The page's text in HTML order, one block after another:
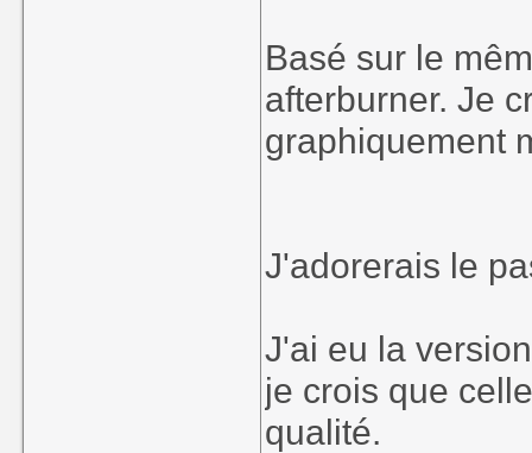
Basé sur le
afterburner. Je
graphiquement
J'adorerais le
J'ai eu la
je crois que
qualité.